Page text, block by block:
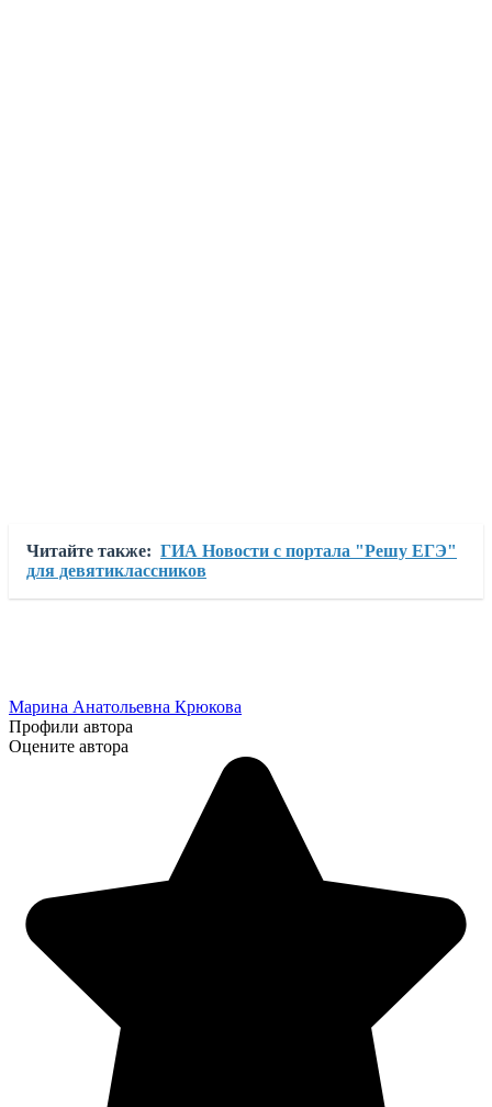
Читайте также: ГИА Новости с портала "Решу ЕГЭ"
для девятиклассников
Марина Анатольевна Крюкова
Профили автора
Оцените автора